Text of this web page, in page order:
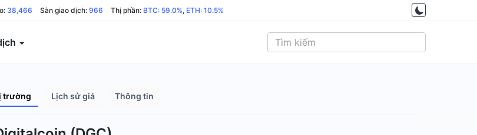
38,466 Sàn giao dịch: 966 Thị phần: BTC: 59.0%, ETH: 10.5%
trường Lịch sử giá Thông tin